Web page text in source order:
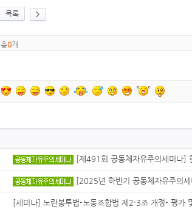
목록
총0개
[제491회 공동체자유주의세미나]
[2025년 하반기 공동체자유주의
[세미나] 노란봉투법-노동조합법 제2·3조 개정- 평가